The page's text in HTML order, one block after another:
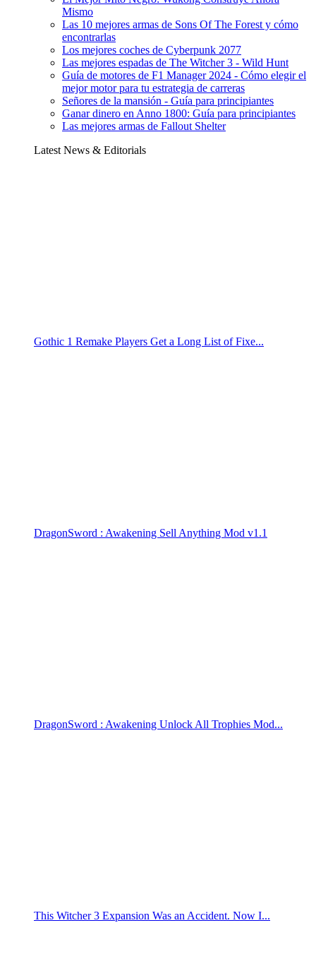
Mismo
Las 10 mejores armas de Sons Of The Forest y cómo
encontrarlas
Los mejores coches de Cyberpunk 2077
Las mejores espadas de The Witcher 3 - Wild Hunt
Guía de motores de F1 Manager 2024 - Cómo elegir el
mejor motor para tu estrategia de carreras
Señores de la mansión - Guía para principiantes
Ganar dinero en Anno 1800: Guía para principiantes
Las mejores armas de Fallout Shelter
Latest News & Editorials
Gothic 1 Remake Players Get a Long List of Fixe...
DragonSword : Awakening Sell Anything Mod v1.1
DragonSword : Awakening Unlock All Trophies Mod...
This Witcher 3 Expansion Was an Accident. Now I...